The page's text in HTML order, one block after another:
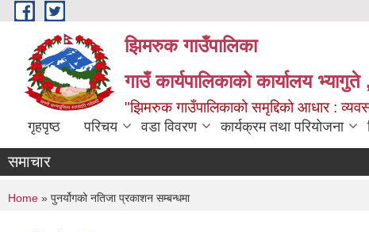
Skip to main content
झिमरुक गाउँपालिका
गाउँ कार्यपालिकाको कार्यालय
"झिमरुक गाउँपालिकाको समृद्दिको आधार :
गृहपृष्ठ परिचय वडा विवरण कार्यक्रम तथा परियोजना
समाचार
You are here
Home » पुनर्योगको नतिजा प्रकाशन सम्बन्धमा